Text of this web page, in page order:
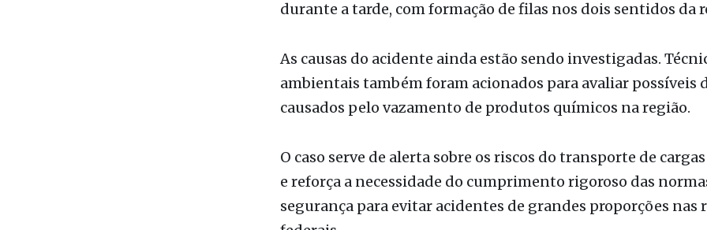
técnicas específicas e equipamentos de proteção reforçados.
A PRF isolou a área e orientou os motoristas a evitarem o
liberação completa da via. O trânsito ficou parcialmente
durante a tarde, com formação de filas nos dois sentidos da
As causas do acidente ainda estão sendo investigadas.
ambientais também foram acionados para avaliar possíveis
causados pelo vazamento de produtos químicos na região.